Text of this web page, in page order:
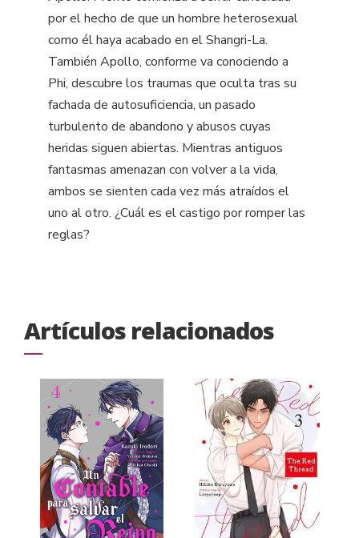
por el hecho de que un hombre heterosexual
como él haya acabado en el Shangri-La.
También Apollo, conforme va conociendo a
Phi, descubre los traumas que oculta tras su
fachada de autosuficiencia, un pasado
turbulento de abandono y abusos cuyas
heridas siguen abiertas. Mientras antiguos
fantasmas amenazan con volver a la vida,
ambos se sienten cada vez más atraídos el
uno al otro. ¿Cuál es el castigo por romper las
reglas?
Artículos relacionados